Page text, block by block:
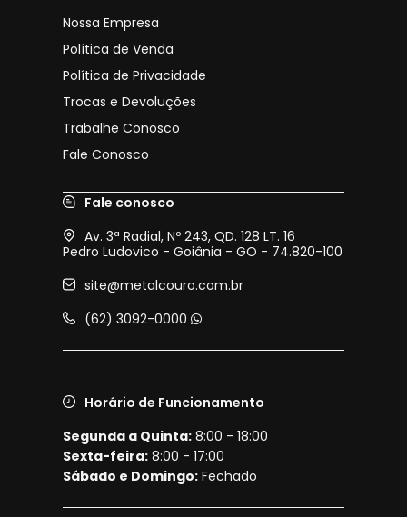
Nossa Empresa
Política de Venda
Política de Privacidade
Trocas e Devoluções
Trabalhe Conosco
Fale Conosco
Fale conosco
Av. 3ª Radial, Nº 243, QD. 128 LT. 16
Pedro Ludovico - Goiânia - GO - 74.820-100
site@metalcouro.com.br
(62) 3092-0000
Horário de Funcionamento
Segunda a Quinta: 8:00 - 18:00
Sexta-feira: 8:00 - 17:00
Sábado e Domingo: Fechado